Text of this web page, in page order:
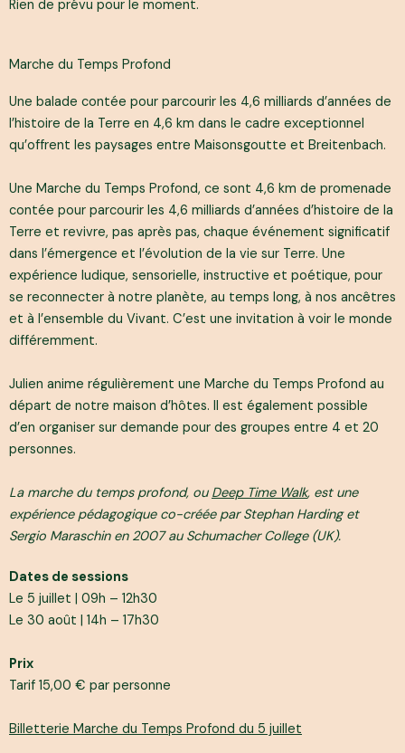
Rien de prévu pour le moment.
Marche du Temps Profond
Une balade contée pour parcourir les 4,6 milliards d’années de
l’histoire de la Terre en 4,6 km dans le cadre exceptionnel
qu’offrent les paysages entre Maisonsgoutte et Breitenbach.
Une Marche du Temps Profond, ce sont 4,6 km de promenade
contée pour parcourir les 4,6 milliards d’années d’histoire de la
Terre et revivre, pas après pas, chaque événement significatif
dans l’émergence et l’évolution de la vie sur Terre. Une
expérience ludique, sensorielle, instructive et poétique, pour
se reconnecter à notre planète, au temps long, à nos ancêtres
et à l’ensemble du Vivant. C’est une invitation à voir le monde
différemment.
Julien anime régulièrement une Marche du Temps Profond au
départ de notre maison d’hôtes. Il est également possible
d’en organiser sur demande pour des groupes entre 4 et 20
personnes.
La marche du temps profond, ou Deep Time Walk, est une
expérience pédagogique co-créée par Stephan Harding et
Sergio Maraschin en 2007 au Schumacher College (UK).
Dates de sessions
Le 5 juillet | 09h – 12h30
Le 30 août | 14h – 17h30
Prix
Tarif 15,00 € par personne
Billetterie Marche du Temps Profond du 5 juillet